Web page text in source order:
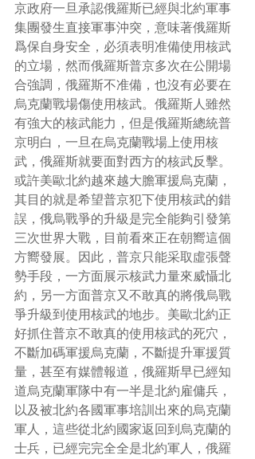
京政府一旦承認俄羅斯已經與北約軍事
集團發生直接軍事沖突，意味著俄羅斯
爲保自身安全，必須表明准備使用核武
的立場，然而俄羅斯普京多次在公開場
合強調，俄羅斯不准備，也沒有必要在
烏克蘭戰場傷使用核武。俄羅斯人雖然
有強大的核武能力，但是俄羅斯總統普
京明白，一旦在烏克蘭戰場上使用核
武，俄羅斯就要面對西方的核武反擊。
或許美歐北約越來越大膽軍援烏克蘭，
其目的就是希望普京犯下使用核武的錯
誤，俄烏戰爭的升級是完全能夠引發第
三次世界大戰，目前看來正在朝嚮這個
方嚮發展。因此，普京只能采取虛張聲
勢手段，一方面展示核武力量來威懾北
約，另一方面普京又不敢真的將俄烏戰
爭升級到使用核武的地步。美歐北約正
好抓住普京不敢真的使用核武的死穴，
不斷加碼軍援烏克蘭，不斷提升軍援質
量，甚至有媒體報道，俄羅斯早已經知
道烏克蘭軍隊中有一半是北約雇傭兵，
以及被北約各國軍事培訓出來的烏克蘭
軍人，這些從北約國家返回到烏克蘭的
士兵，已經完完全全是北約軍人，俄羅